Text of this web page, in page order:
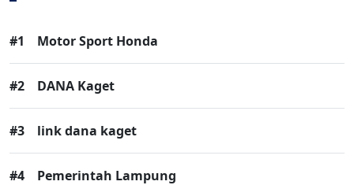
#1 Motor Sport Honda
#2 DANA Kaget
#3 link dana kaget
#4 Pemerintah Lampung